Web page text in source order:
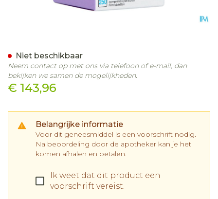
€ 143,96
Belangrijke informatie
Voor dit geneesmiddel is een voorschrift nodig.
Na beoordeling door de apotheker kan je het
komen afhalen en betalen.
Ik weet dat dit product een
voorschrift vereist.
Niet beschikbaar
Neem contact op met ons via telefoon of e-mail, dan
bekijken we samen de mogelijkheden.